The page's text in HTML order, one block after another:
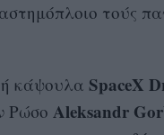
τούς
κάψουλα SpaceX
Ρώσο Aleksandr